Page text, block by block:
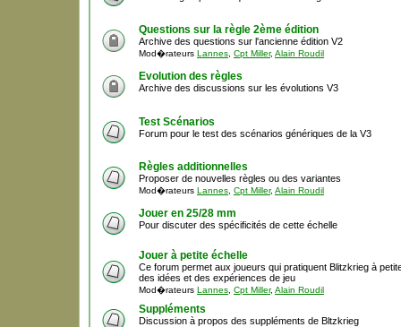
Questions sur la règle 2ème édition
Archive des questions sur l'ancienne édition V2
Mod�rateurs Lannes Cpt Miller, Alain Roudil
Evolution des règles
Archive des discussions sur les évolutions V3
Test Scénarios
Forum pour le test des scénarios génériques de la V3
Règles additionnelles
Proposer de nouvelles règles ou des variantes
Mod�rateurs Lannes Cpt Miller, Alain Roudil
Jouer en 25/28 mm
Pour discuter des spécificités de cette échelle
Jouer à petite échelle
Ce forum permet aux joueurs qui pratiquent Blitzkrieg à
des idées et des expériences de jeu
Mod�rateurs Lannes Cpt Miller, Alain Roudil
Suppléments
Discussion à propos des suppléments de Bltzkrieg